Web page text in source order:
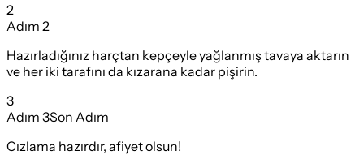
2
Adım 2
Hazırladığınız harçtan kepçeyle yağlanmış tavaya aktarın
ve her iki tarafını da kızarana kadar pişirin.
3
Adım 3Son Adım
Cızlama hazırdır, afiyet olsun!